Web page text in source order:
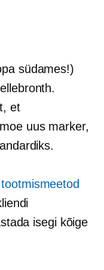
südames!)
et
uus marker,
isegi kõige